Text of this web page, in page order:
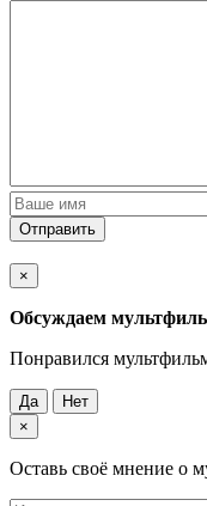
Отправить
×
Обсуждаем
Понравился
Да
Нет
×
Оставь своё мнение о